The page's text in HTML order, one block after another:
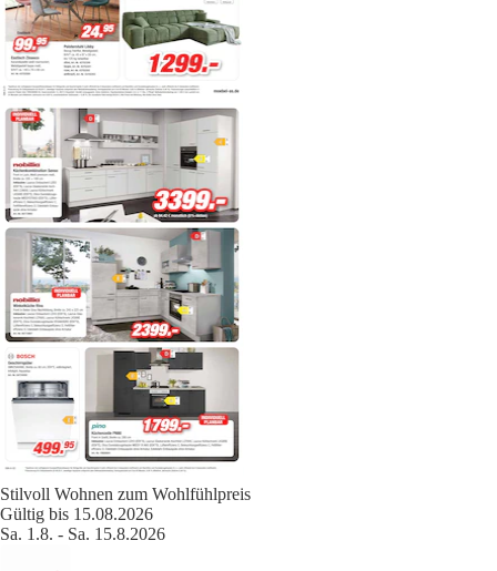
Stilvoll Wohnen zum Wohlfühlpreis
Gültig bis 15.08.2026
Sa. 1.8. - Sa. 15.8.2026